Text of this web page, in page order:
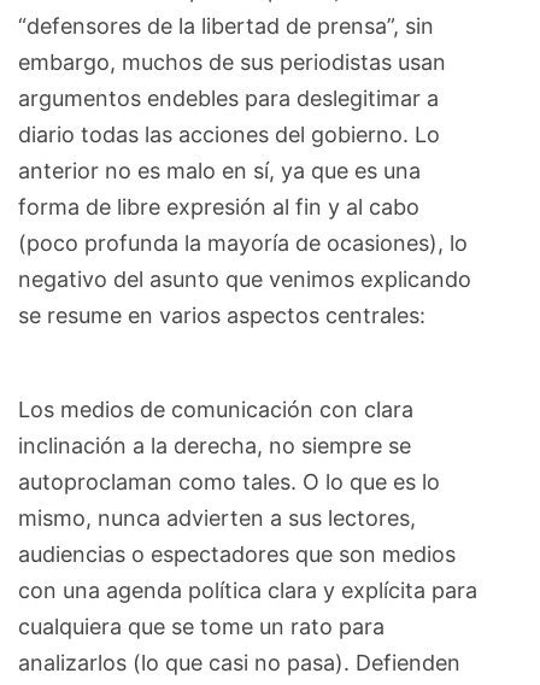
“defensores de la libertad de prensa”, sin
embargo, muchos de sus periodistas usan
argumentos endebles para deslegitimar a
diario todas las acciones del gobierno. Lo
anterior no es malo en sí, ya que es una
forma de libre expresión al fin y al cabo
(poco profunda la mayoría de ocasiones), lo
negativo del asunto que venimos explicando
se resume en varios aspectos centrales:
Los medios de comunicación con clara
inclinación a la derecha, no siempre se
autoproclaman como tales. O lo que es lo
mismo, nunca advierten a sus lectores,
audiencias o espectadores que son medios
con una agenda política clara y explícita para
cualquiera que se tome un rato para
analizarlos (lo que casi no pasa). Defienden